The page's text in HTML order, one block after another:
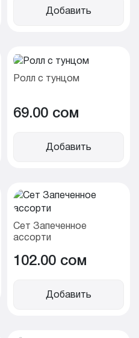
Добавить
Ролл с тунцом
69.00 cом
Добавить
Сет Запеченное
ассорти
102.00 cом
Добавить